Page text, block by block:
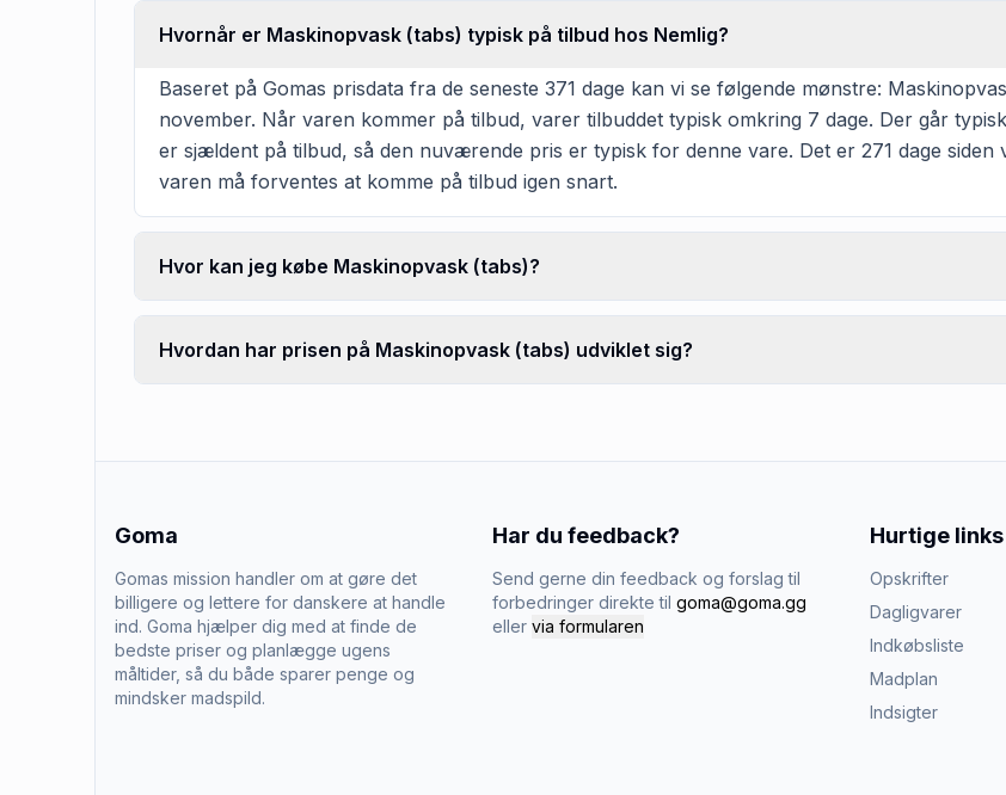
Hvornår er Maskinopvask (tabs) typisk på tilbud hos Nemlig?
Baseret på Gomas prisdata fra de seneste 371 dage kan vi se følgende mønstre:
november. Når varen kommer på tilbud, varer tilbuddet typisk omkring 7 dage. Der går
er sjældent på tilbud, så den nuværende pris er typisk for denne vare. Det er 271 dage
varen må forventes at komme på tilbud igen snart.
Hvor kan jeg købe Maskinopvask (tabs)?
Hvordan har prisen på Maskinopvask (tabs) udviklet sig?
Goma
Gomas mission handler om at gøre det
billigere og lettere for danskere at handle
ind. Goma hjælper dig med at finde de
bedste priser og planlægge ugens
måltider, så du både sparer penge og
mindsker madspild.
Har du feedback?
Send gerne din feedback og forslag til
forbedringer direkte til goma@goma.gg
eller via formularen
Hurtige links
Opskrifter
Dagligvarer
Indkøbsliste
Madplan
Indsigter